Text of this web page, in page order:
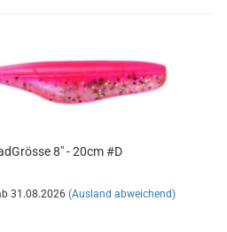
8" - 20cm #D
31.08.2026 (Ausland abweichend)